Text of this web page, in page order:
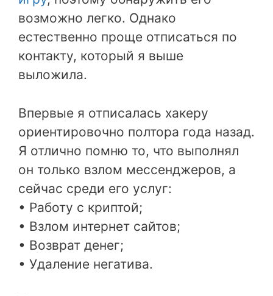
возможно легко. Однако
естественно проще отписаться по
контакту, который я выше
выложила.
Впервые я отписалась хакеру
ориентировочно полтора года назад.
Я отлично помню то, что выполнял
он только взлом мессенджеров, а
сейчас среди его услуг:
• Работу с криптой;
• Взлом интернет сайтов;
• Возврат денег;
• Удаление негатива.